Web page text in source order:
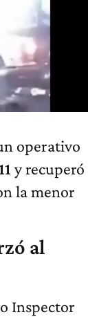
operativo
y recuperó
la menor
al
Inspector